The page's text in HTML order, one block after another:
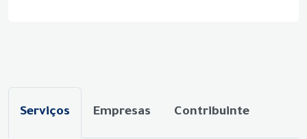
Serviços Empresas Contribuinte